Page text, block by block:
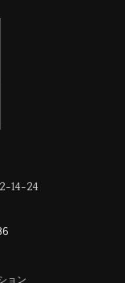
14-24
ョン